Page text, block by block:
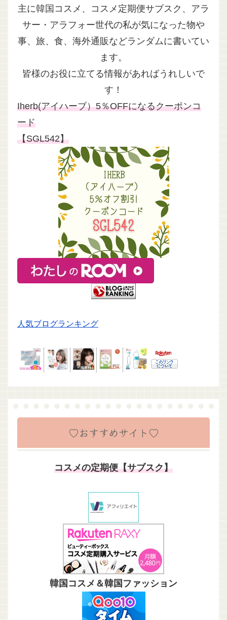
主に韓国コスメ、コスメ定期便サブスク、アラ
サー・アラフォー世代の私が気になった物や
事、旅、食、海外通販などランダムに書いてい
ます。
皆様のお役に立てる情報があればうれしいで
す！
Iherb(アイハーブ）5％OFFになるクーポンコ
ード
【SGL542】
人気ブログランキング
♡おすすめサイト♡
コスメの定期便【サブスク】
韓国コスメ＆韓国ファッション